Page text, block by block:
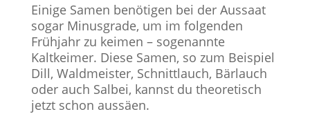
Einige Samen benötigen bei der Aussaat
sogar Minusgrade, um im folgenden
Frühjahr zu keimen – sogenannte
Kaltkeimer. Diese Samen, so zum Beispiel
Dill, Waldmeister, Schnittlauch, Bärlauch
oder auch Salbei, kannst du theoretisch
jetzt schon aussäen.